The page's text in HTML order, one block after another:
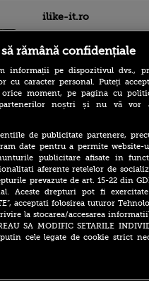
a
ilike-it.ro
rămână confidențiale
informații pe dispozitivul dvs.,
caracter personal. Puteți
moment, pe pagina cu
noștri și nu vă vor
de publicitate partenere,
date pentru a permite website-
publicitare afisate in
aferente retelelor de
prevazute de art. 15-22 din
Aceste drepturi pot fi
acceptati folosirea tuturor
la stocarea/accesarea
SA MODIFIC SETARILE
cele legate de cookie strict